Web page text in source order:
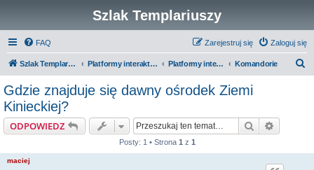
Szlak Templariuszy
FAQ Zaloguj się
Zarejestruj się
Szlak Templariuszy Platformy interaktywne Szlaku Templariuszy Platformy interaktywne - Zakon Templariuszy Komandorie
Gdzie znajduje się dawny ośrodek Ziemi
Kinieckiej?
ODPOWIEDZ Szukaj
Posty: 1 • Strona 1 z 1
maciej